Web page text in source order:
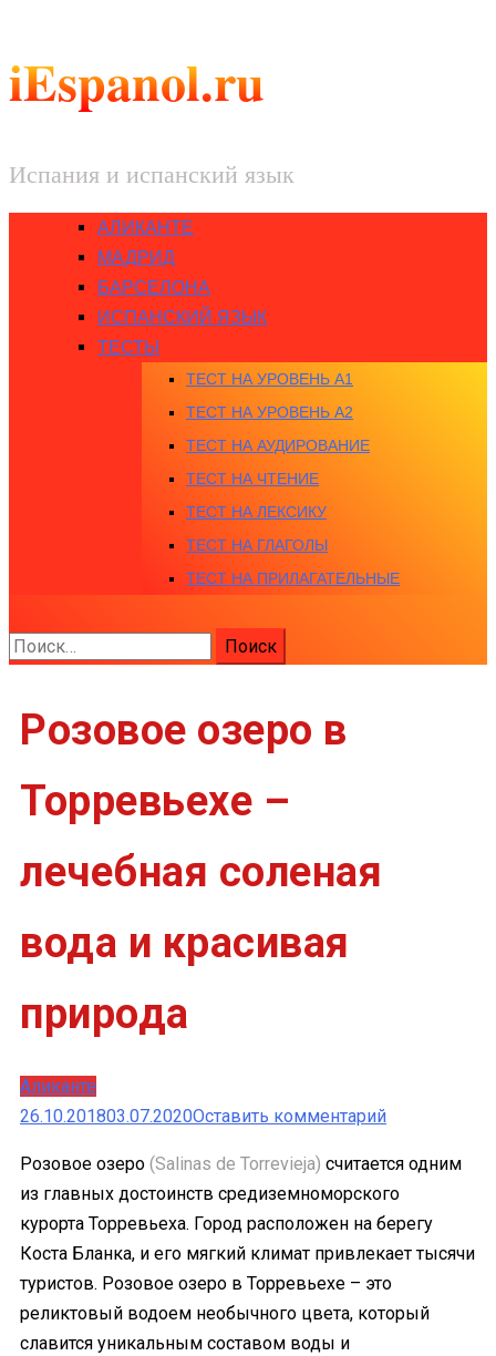
iEspanol.ru
Испания и испанский язык
АЛИКАНТЕ
МАДРИД
БАРСЕЛОНА
ИСПАНСКИЙ ЯЗЫК
ТЕСТЫ
ТЕСТ НА УРОВЕНЬ A1
ТЕСТ НА УРОВЕНЬ A2
ТЕСТ НА АУДИРОВАНИЕ
ТЕСТ НА ЧТЕНИЕ
ТЕСТ НА ЛЕКСИКУ
ТЕСТ НА ГЛАГОЛЫ
ТЕСТ НА ПРИЛАГАТЕЛЬНЫЕ
Найти:
Розовое озеро в
Торревьехе –
лечебная соленая
вода и красивая
природа
Аликанте
26.10.201803.07.2020Оставить комментарийк
озеро
в
Торревьехе
–
лечебная
соленая
Розовое озеро (Salinas de Torrevieja) считается одним
из главных достоинств средиземноморского
курорта Торревьеха. Город расположен на берегу
Коста Бланка, и его мягкий климат привлекает тысячи
туристов. Розовое озеро в Торревьехе – это
реликтовый водоем необычного цвета, который
славится уникальным составом воды и